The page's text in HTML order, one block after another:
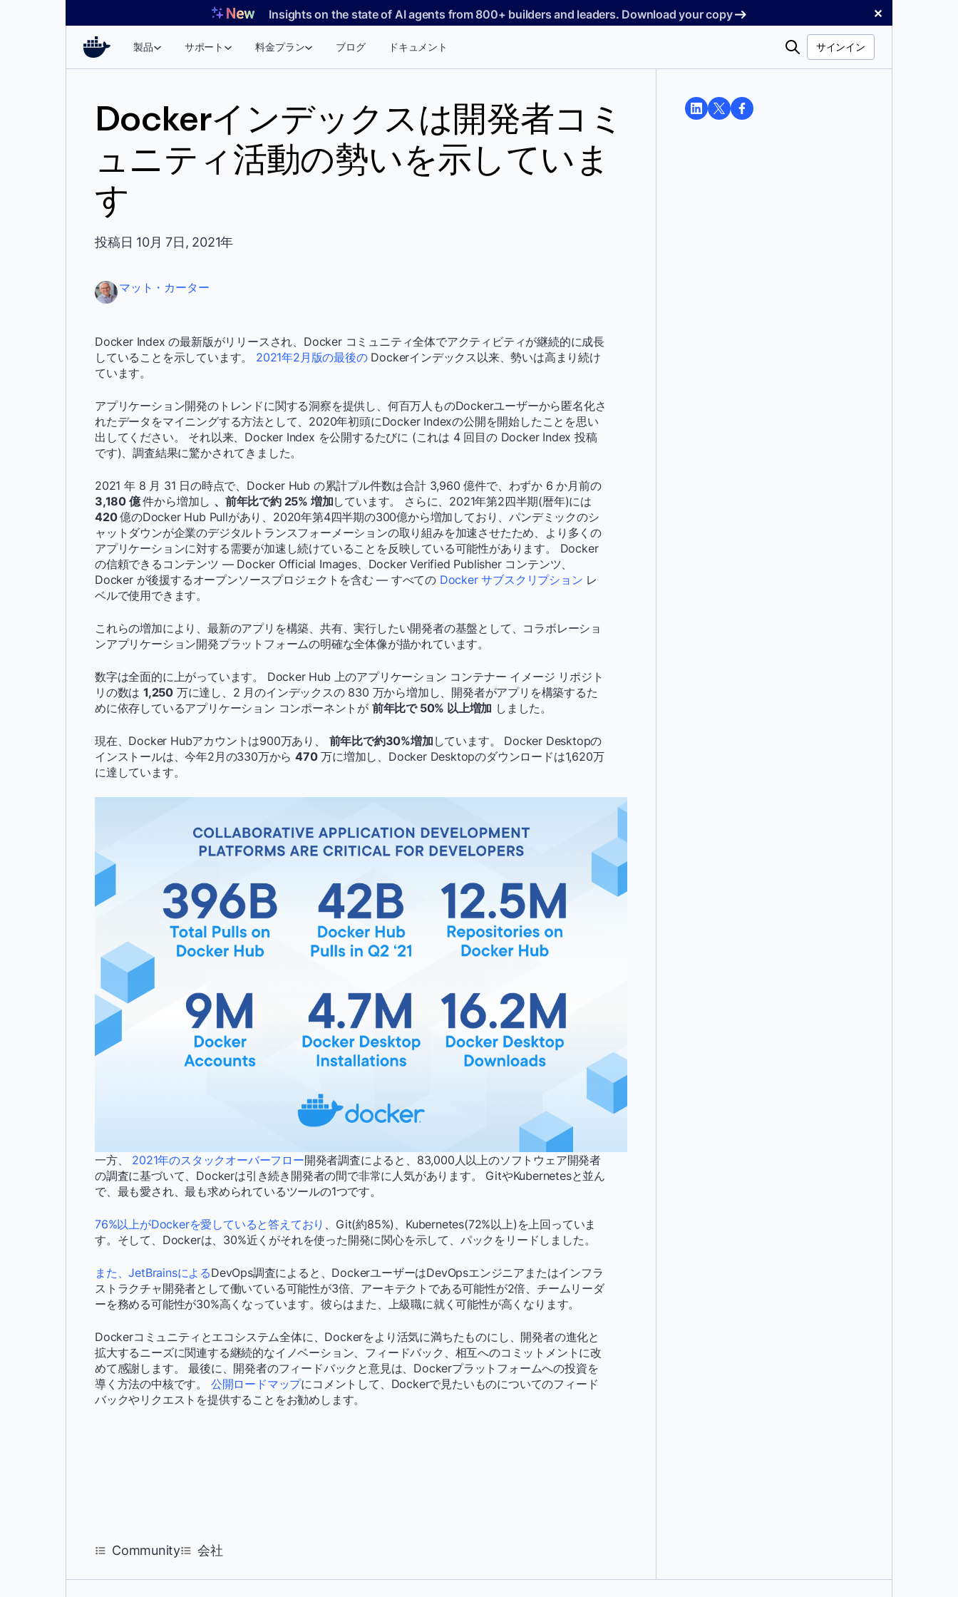
Insights on the state of AI agents from 800+ builders and leaders. Download your copy ✕
製品 サポート 料金プラン ブログ ドキュメント
検
サインイン
Dockerインデックスは開発者コミ
ュニティ活動の勢いを示していま
す
投稿日 10月 7日, 2021年
マット・カーター
Docker Index の最新版がリリースされ、Docker コミュニティ全体でアクティビティが継続的に成長
していることを示しています。 2021年2月版の最後のDockerインデックス以来、勢いは高まり続け
ています。
アプリケーション開発のトレンドに関する洞察を提供し、何百万人ものDockerユーザーから匿名化さ
れたデータをマイニングする方法として、2020年初頭にDocker Indexの公開を開始したことを思い
出してください。 それ以来、Docker Index を公開するたびに (これは 4 回目の Docker Index 投稿
です)、調査結果に驚かされてきました。
2021 年 8 月 31 日の時点で、Docker Hub の累計プル件数は合計 3,960 億件で、わずか 6 か月前の
3,180 億件から増加し 、前年比で約 25% 増加しています。 さらに、2021年第2四半期(暦年)には
420億のDocker Hub Pullがあり、2020年第4四半期の300億から増加しており、パンデミックのシ
ャットダウンが企業のデジタルトランスフォーメーションの取り組みを加速させたため、より多くの
アプリケーションに対する需要が加速し続けていることを反映している可能性があります。 Docker
の信頼できるコンテンツ — Docker Official Images、Docker Verified Publisher コンテンツ、
Docker が後援するオープンソースプロジェクトを含む— すべての Docker サブスクリプション レ
ベルで使用できます。
これらの増加により、最新のアプリを構築、共有、実行したい開発者の基盤として、コラボレーショ
ンアプリケーション開発プラットフォームの明確な全体像が描かれています。
数字は全面的に上がっています。 Docker Hub 上のアプリケーション コンテナー イメージ リポジト
リの数は 1,250 万に達し、2 月のインデックスの 830 万から増加し、開発者がアプリを構築するた
めに依存しているアプリケーション コンポーネントが 前年比で 50% 以上増加 しました。
現在、Docker Hubアカウントは900万あり、 前年比で約30%増加 しています。 Docker Desktopの
インストールは、今年2月の330万から 470万に増加し、Docker Desktopのダウンロードは1,620万
に達しています。
一方、 2021年のスタックオーバーフロー開発者調査によると、83,000人以上のソフトウェア開発者
の調査に基づいて、Dockerは引き続き開発者の間で非常に人気があります。 GitやKubernetesと並ん
で、最も愛され、最も求められているツールの1つです。
76%以上がDockerを愛していると答えており 、Git(約85%)、Kubernetes(72%以上)を上回っていま
す。そして、Dockerは、30%近くがそれを使った開発に関心を示して、パックをリードしました。
また、JetBrainsによるDevOps調査によると、DockerユーザーはDevOpsエンジニアまたはインフラ
ストラクチャ開発者として働いている可能性が3倍、アーキテクトである可能性が2倍、チームリーダ
ーを務める可能性が30%高くなっています。彼らはまた、上級職に就く可能性が高くなります。
Dockerコミュニティとエコシステム全体に、Dockerをより活気に満ちたものにし、開発者の進化と
拡大するニーズに関連する継続的なイノベーション、フィードバック、相互へのコミットメントに改
めて感謝します。 最後に、開発者のフィードバックと意見は、Dockerプラットフォームへの投資を
導く方法の中核です。 公開ロードマップにコメントして、Dockerで見たいものについてのフィード
バックやリクエストを提供することをお勧めします。
Community 会社